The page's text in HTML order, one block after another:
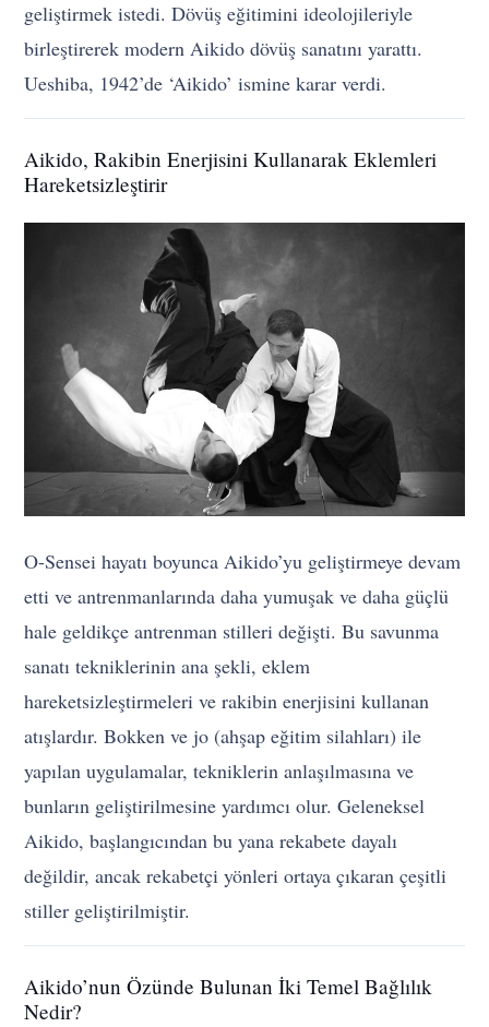
geliştirmek istedi. Dövüş eğitimini ideolojileriyle
birleştirerek modern Aikido dövüş sanatını yarattı.
Ueshiba, 1942’de ‘Aikido’ ismine karar verdi.
Aikido, Rakibin Enerjisini Kullanarak Eklemleri
Hareketsizleştirir
O-Sensei hayatı boyunca Aikido’yu geliştirmeye devam
etti ve antrenmanlarında daha yumuşak ve daha güçlü
hale geldikçe antrenman stilleri değişti. Bu savunma
sanatı tekniklerinin ana şekli, eklem
hareketsizleştirmeleri ve rakibin enerjisini kullanan
atışlardır. Bokken ve jo (ahşap eğitim silahları) ile
yapılan uygulamalar, tekniklerin anlaşılmasına ve
bunların geliştirilmesine yardımcı olur. Geleneksel
Aikido, başlangıcından bu yana rekabete dayalı
değildir, ancak rekabetçi yönleri ortaya çıkaran çeşitli
stiller geliştirilmiştir.
Aikido’nun Özünde Bulunan İki Temel Bağlılık
Nedir?